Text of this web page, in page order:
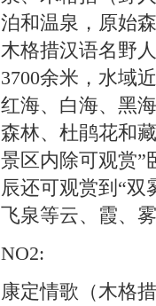
泊和温泉，原始
木格措汉语名野
3700余米，水域
红海、白海、黑
森林、杜鹃花和
景区内除可观赏”
辰还可观赏到“双
飞泉等云、霞、
NO2:
康定情歌（木格